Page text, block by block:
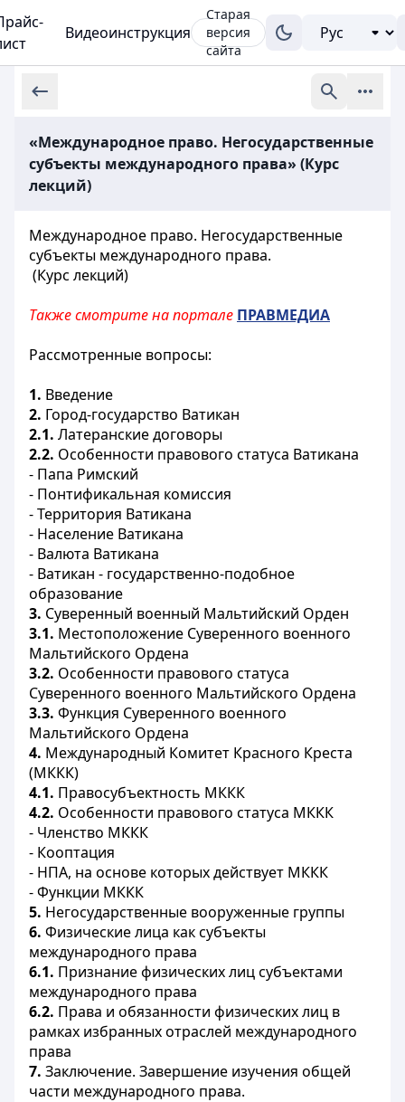
Видеоинструкция
Старая
версия
сайта
«Международное право. Негосударственные
субъекты международного права» (Курс
лекций)
Международное право. Негосударственные
субъекты международного права.
(Курс лекций)
Также смотрите на портале ПРАВМЕДИА
Рассмотренные вопросы:
1. Введение
2. Город-государство Ватикан
2.1. Латеранские договоры
2.2. Особенности правового статуса Ватикана
- Папа Римский
- Понтификальная комиссия
- Территория Ватикана
- Население Ватикана
- Валюта Ватикана
- Ватикан - государственно-подобное
образование
3. Суверенный военный Мальтийский Орден
3.1. Местоположение Суверенного военного
Мальтийского Ордена
3.2. Особенности правового статуса
Суверенного военного Мальтийского Ордена
3.3. Функция Суверенного военного
Мальтийского Ордена
4. Международный Комитет Красного Креста
(МККК)
4.1. Правосубъектность МККК
4.2. Особенности правового статуса МККК
- Членство МККК
- Кооптация
- НПА, на основе которых действует МККК
- Функции МККК
5. Негосударственные вооруженные группы
6. Физические лица как субъекты
международного права
6.1. Признание физических лиц субъектами
международного права
6.2. Права и обязанности физических лиц в
рамках избранных отраслей международного
права
7. Заключение. Завершение изучения общей
части международного права.